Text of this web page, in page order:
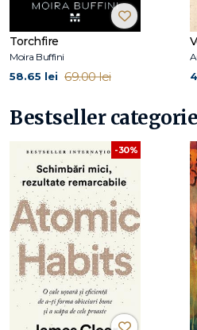
Torchfire
Moira Buffini
58.65 lei 69.00 lei
Bestseller
-30%